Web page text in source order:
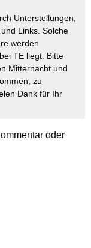
Unterstellungen,
Links. Solche
werden
TE liegt. Bitte
Mitternacht und
zu
Dank für Ihr
oder